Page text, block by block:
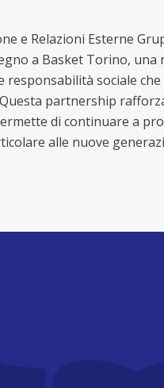
e Relazioni Esterne
a Basket Torino, una
responsabilità sociale che
partnership
di continuare a
alle nuove